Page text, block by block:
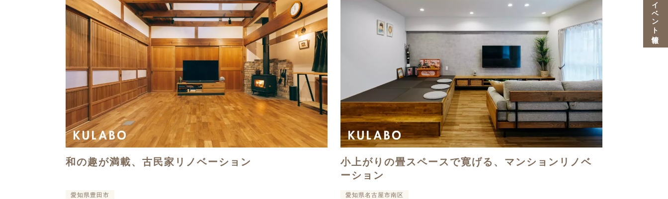
イベント情報
和の趣が満載、古民家リノベーション
愛知県豊田市
小上がりの畳スペースで寛げる、マンションリノベ
ーション
愛知県名古屋市南区